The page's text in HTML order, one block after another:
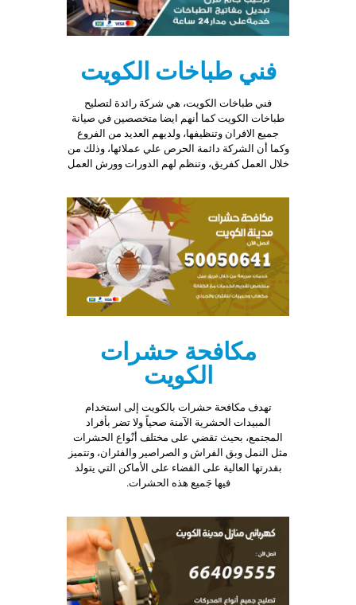
فني طباخات الكويت
فني طباخات الكويت، هي شركة رائدة لتصليح
طباخات الكويت كما أنهم ايضا متخصصين في صيانة
جميع الافران وتنظيفها، ولديهم العديد من الفروع
وكما أن الشركة دائمة الحرص علي عملائها، وذلك من
خلال العمل كفريق، وتنظم لهم الدورات وورش العمل
مكافحة حشرات
الكويت
تهدف مكافحة حشرات بالكويت إلى استخدام
المبيدات الحشرية الآمنة صحياً ولا تضر بأفراد
المجتمع، بحيث تقضي على مختلف أنْواع الحشرات
مثل النمل وبق الفراش و الصراصير والفئران، وتتميز
بقدرتها العالية على القضاء على الأماكن التي يتولد
فيها جَميع هذه الحشرات.